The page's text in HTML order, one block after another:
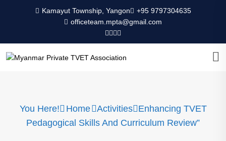
Kamayut Township, Yangon
+95 9797304635
officeteam.mpta@gmail.com
You Here! Home Activities
Enhancing TVET
Pedagogical Skills And Curriculum Review”